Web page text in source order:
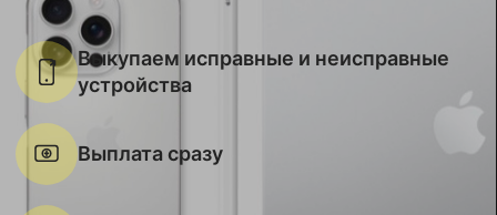
Выкупаем исправные и неисправные
устройства
Выплата сразу